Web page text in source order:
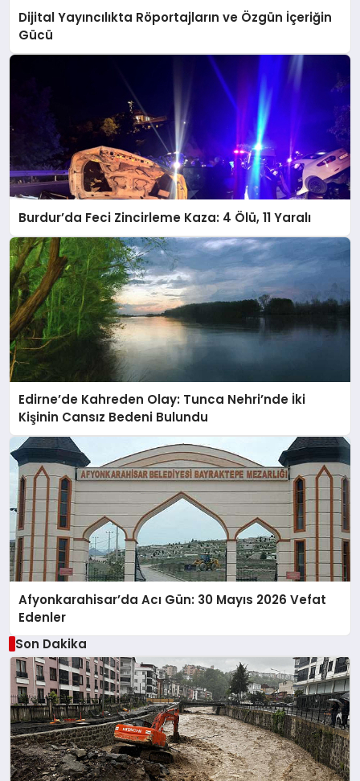
Dijital Yayıncılıkta Röportajların ve Özgün İçeriğin
Gücü
Burdur’da Feci Zincirleme Kaza: 4 Ölü, 11 Yaralı
Edirne’de Kahreden Olay: Tunca Nehri’nde İki
Kişinin Cansız Bedeni Bulundu
Afyonkarahisar’da Acı Gün: 30 Mayıs 2026 Vefat
Edenler
Son Dakika